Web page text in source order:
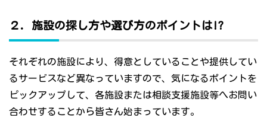
２．施設の探し方や選び方のポイントは!?
それぞれの施設により、得意としていることや提供してい
るサービスなど異なっていますので、気になるポイントを
ピックアップして、各施設または相談支援施設等へお問い
合わせすることから皆さん始まっています。